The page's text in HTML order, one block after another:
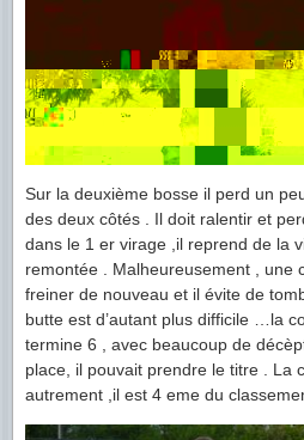
Sur la deuxième bosse il perd un
des deux côtés . Il doit ralentir et
dans le 1 er virage ,il reprend de la
remontée . Malheureusement , une
freiner de nouveau et il évite de
butte est d’autant plus difficile …la
termine 6 , avec beaucoup de
place, il pouvait prendre le titre . La
autrement ,il est 4 eme du